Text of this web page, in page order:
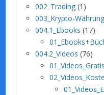
002_Trading (1)
003_Krypto-
004.1_Ebooks (17)
004.2_Videos (76)
01_Videos_Gratis